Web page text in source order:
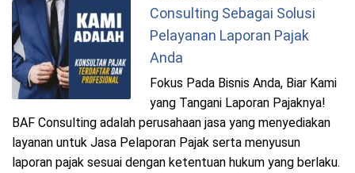
Consulting Sebagai Solusi
Pelayanan Laporan Pajak
Anda
Fokus Pada Bisnis Anda, Biar Kami
yang Tangani Laporan Pajaknya!
BAF Consulting adalah perusahaan jasa yang menyediakan
layanan untuk Jasa Pelaporan Pajak serta menyusun
laporan pajak sesuai dengan ketentuan hukum yang berlaku.